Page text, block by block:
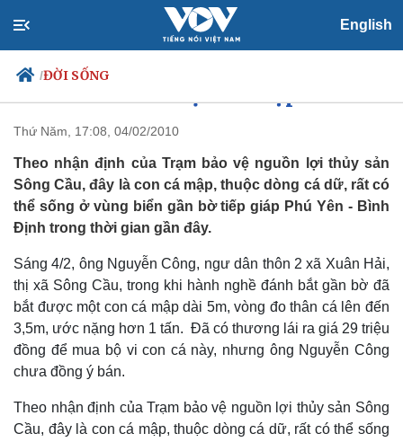
English
/ĐỜI SỐNG
Chính trị
Đảng
Tổ chức nhân sự
Quốc hội
Xã hội
Tin 24h
Dự báo thời tiết
Việc làm
Biển đảo
Thứ Năm, 17:08, 04/02/2010
Theo nhận định của Trạm bảo vệ nguồn lợi thủy sản
Sông Cầu, đây là con cá mập, thuộc dòng cá dữ, rất có
thể sống ở vùng biển gần bờ tiếp giáp Phú Yên - Bình
Định trong thời gian gần đây.
Sáng 4/2, ông Nguyễn Công, ngư dân thôn 2 xã Xuân Hải,
thị xã Sông Cầu, trong khi hành nghề đánh bắt gần bờ đã
bắt được một con cá mập dài 5m, vòng đo thân cá lên đến
3,5m, ước nặng hơn 1 tấn. Đã có thương lái ra giá 29 triệu
đồng để mua bộ vi con cá này, nhưng ông Nguyễn Công
chưa đồng ý bán.
Theo nhận định của Trạm bảo vệ nguồn lợi thủy sản Sông
Cầu, đây là con cá mập, thuộc dòng cá dữ, rất có thể sống